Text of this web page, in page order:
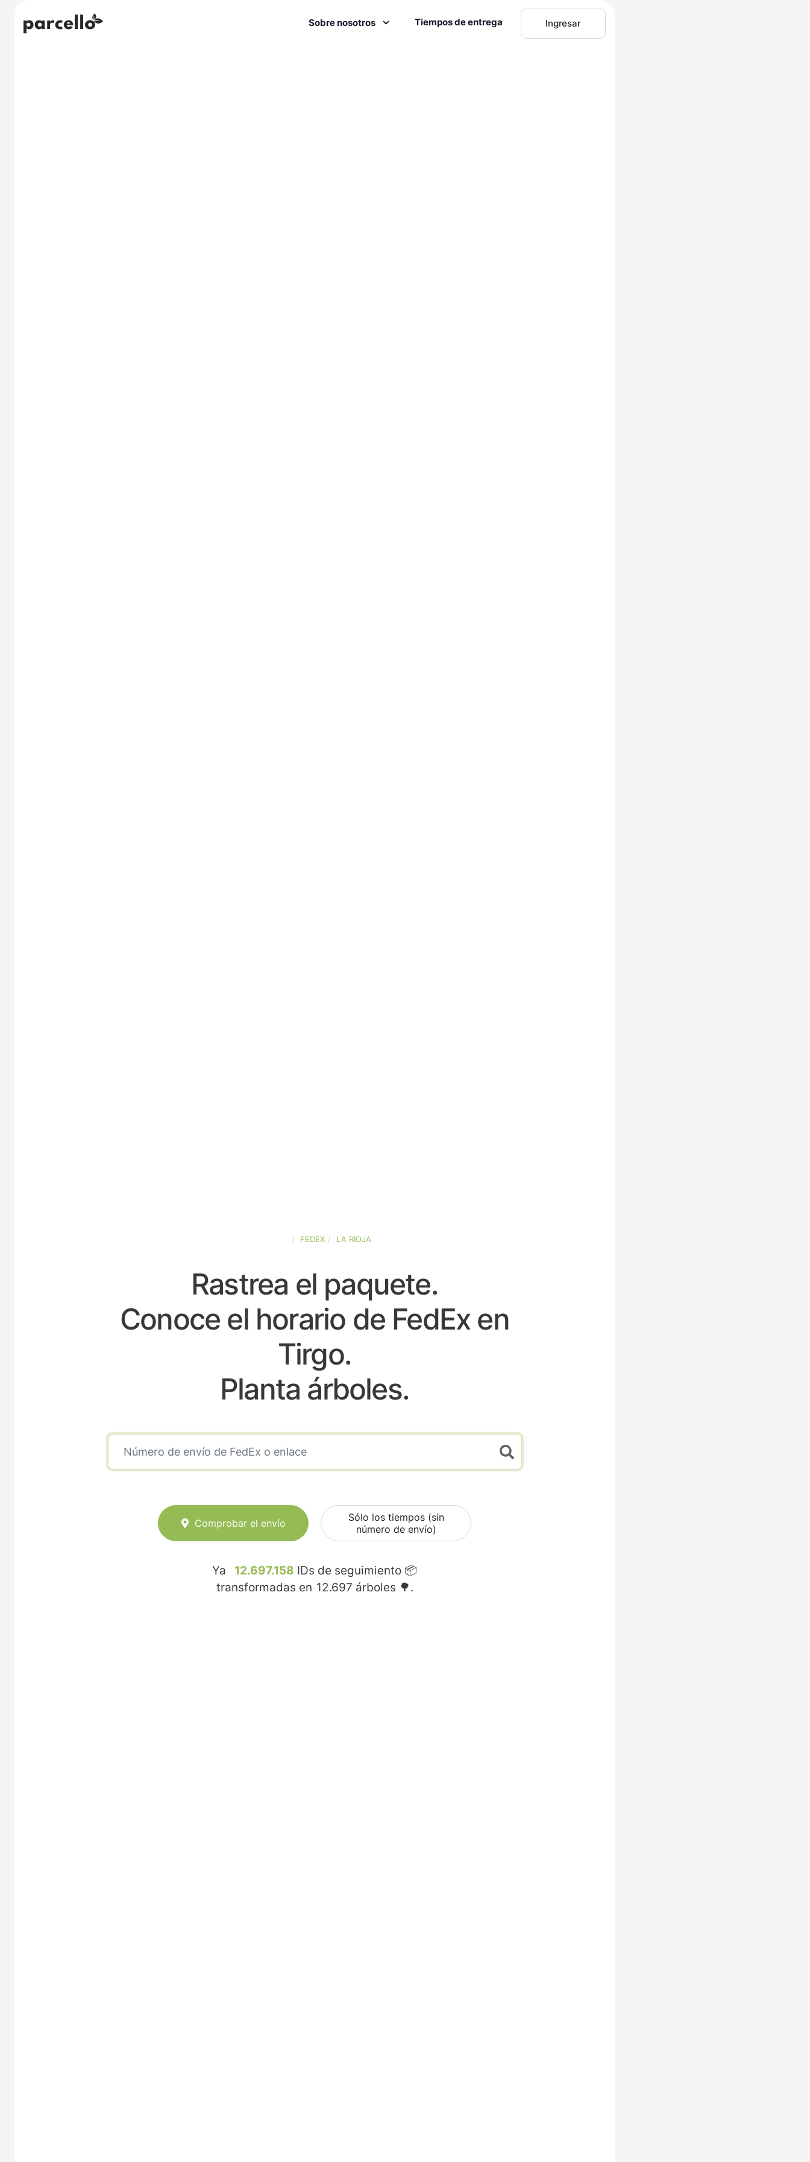
Sobre nosotros Tiempos de entrega Ingresar
FEDEX LA RIOJA
Rastrea el paquete.
Conoce el horario de FedEx en
Tirgo.
Planta árboles.
Comprobar el envío
Sólo los tiempos (sin
número de envío)
Ya 12.697.158 IDs de seguimiento 📦
transformadas en 12.697 árboles 🌳.